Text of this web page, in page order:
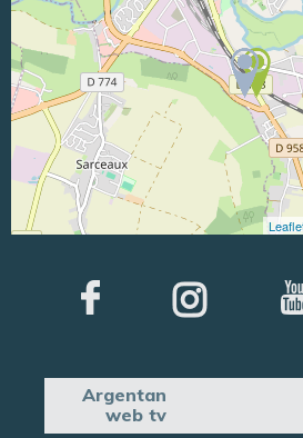
Argentan
web tv